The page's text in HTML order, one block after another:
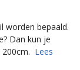
worden bepaald.
Dan kun je
Lees